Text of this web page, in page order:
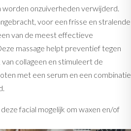
worden onzuiverheden verwijderd.
voor een frisse en stralende
van de meest effectieve
massage helpt preventief tegen
collageen en stimuleert de
met een serum en een combinatie
facial mogelijk om waxen en/of